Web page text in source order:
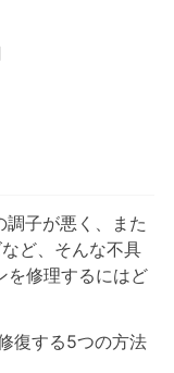
子が悪く、また
ど、そんな不具
を修理するにはど
復する5つの方法